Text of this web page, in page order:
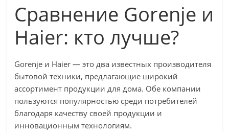
Сравнение Gorenje и
Haier: кто лучше?
Gorenje и Haier — это два известных производителя
бытовой техники, предлагающие широкий
ассортимент продукции для дома. Обе компании
пользуются популярностью среди потребителей
благодаря качеству своей продукции и
инновационным технологиям.